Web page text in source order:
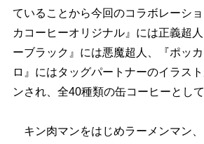
ていることから今回のコラボレーシ
カコーヒーオリジナル』には正義超
ーブラック』には悪魔超人、『ポッ
ロ』にはタッグパートナーのイラス
ンされ、全40種類の缶コーヒーとして
キン肉マンをはじめラーメンマン